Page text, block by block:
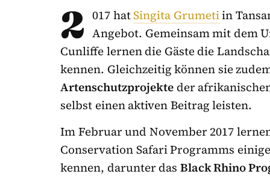
2 017 hatSingita Grumetiin
Angebot. Gemeinsam mit dem
Cunliffe lernen die Gäste die
kennen. Gleichzeitig können sie
Artenschutzprojekte der
selbst einen aktiven Beitrag leisten.
Im Februar und November 2017
Conservation Safari Programms
kennen, darunter das Black Rhino